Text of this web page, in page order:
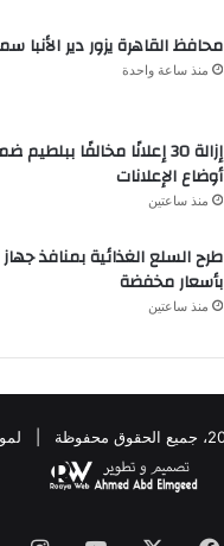
محافظ القاهرة يزور دير الأنبا
منذ ساعة واحدة
إزالة 30 إعلانًا مخالفًا
أوضاع الإعلانات
منذ ساعتين
طرح السلع الغذائية بمنافذ
بأسعار مخفضة
منذ ساعتين